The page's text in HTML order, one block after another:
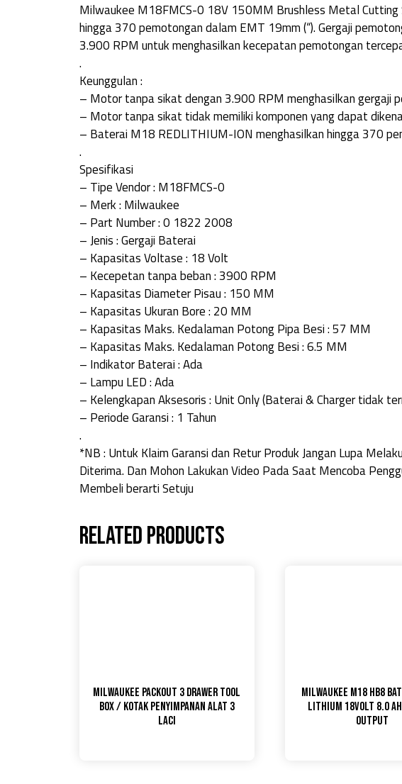
Milwaukee M18FMCS-0 18V 150MM Brushless Metal
hingga 370 pemotongan dalam EMT 19mm (“). Gergaji
3.900 RPM untuk menghasilkan kecepatan pemotongan
.
Keunggulan :
– Motor tanpa sikat dengan 3.900 RPM menghasilkan gergaji
– Motor tanpa sikat tidak memiliki komponen yang dapat
– Baterai M18 REDLITHIUM-ION menghasilkan hingga 370
.
Spesifikasi
– Tipe Vendor : M18FMCS-0
– Merk : Milwaukee
– Part Number : 0 1822 2008
– Jenis : Gergaji Baterai
– Kapasitas Voltase : 18 Volt
– Kecepetan tanpa beban : 3900 RPM
– Kapasitas Diameter Pisau : 150 MM
– Kapasitas Ukuran Bore : 20 MM
– Kapasitas Maks. Kedalaman Potong Pipa Besi : 57 MM
– Kapasitas Maks. Kedalaman Potong Besi : 6.5 MM
– Indikator Baterai : Ada
– Lampu LED : Ada
– Kelengkapan Aksesoris : Unit Only (Baterai & Charger tidak
– Periode Garansi : 1 Tahun
.
*NB : Untuk Klaim Garansi dan Retur Produk Jangan Lupa
Diterima. Dan Mohon Lakukan Video Pada Saat Mencoba
Membeli berarti Setuju
Related products
Milwaukee Packout 3 Drawer Tool
Box / Kotak Penyimpanan Alat 3
Laci
Milwaukee M18 HB8
Lithium 18Volt 8.0
Output